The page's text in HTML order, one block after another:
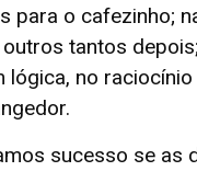
para o cafezinho;
tantos
lógica, no
sucesso se as